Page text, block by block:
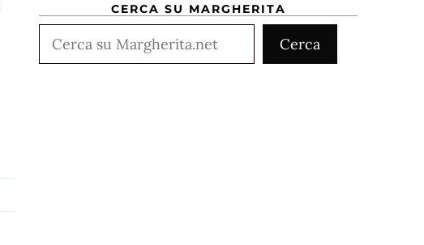
CERCA SU MARGHERITA
Cerca
Cerca